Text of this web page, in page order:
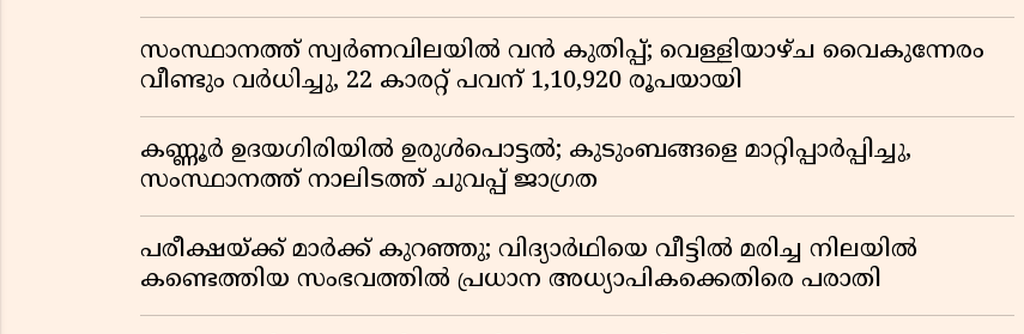
സംസ്ഥാനത്ത് സ്വർണവിലയിൽ വൻ കുതിപ്പ്; വെള്ളിയാഴ്ച വൈകുന്നേരം
വീണ്ടും വർധിച്ചു, 22 കാരറ്റ് പവന് 1,10,920 രൂപയായി
കണ്ണൂർ ഉദയഗിരിയിൽ ഉരുൾപൊട്ടൽ; കുടുംബങ്ങളെ മാറ്റിപ്പാർപ്പിച്ചു,
സംസ്ഥാനത്ത് നാലിടത്ത് ചുവപ്പ് ജാഗ്രത
പരീക്ഷയ്ക്ക് മാർക്ക് കുറഞ്ഞു; വിദ്യാർഥിയെ വീട്ടിൽ മരിച്ച നിലയിൽ
കണ്ടെത്തിയ സംഭവത്തിൽ പ്രധാന അധ്യാപികക്കെതിരെ പരാതി